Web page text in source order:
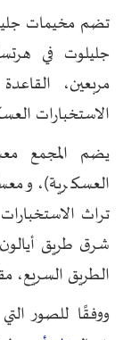
تضم مخيمات
جليلوت في
الاستخبارات
يضم المجمع
العسكرية)،
تراث
شرق طريق
الطريق السريع،
ووفقًا للصور